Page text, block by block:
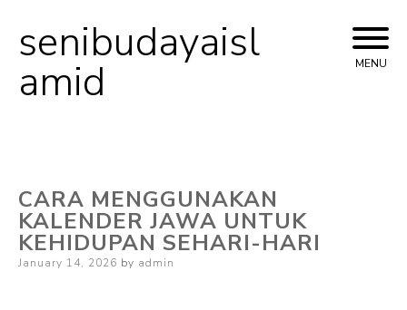
Skip
to
senibudayaisl
amid MENU
CARA MENGGUNAKAN
KALENDER JAWA UNTUK
KEHIDUPAN SEHARI-HARI
Posted
January 14, 2026 by admin